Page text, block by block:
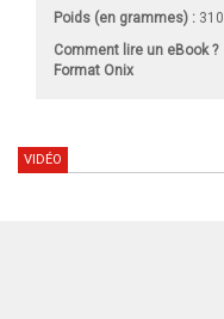
Poids (en grammes) : 310
Comment lire un eBook ?
Format Onix
VIDÉO